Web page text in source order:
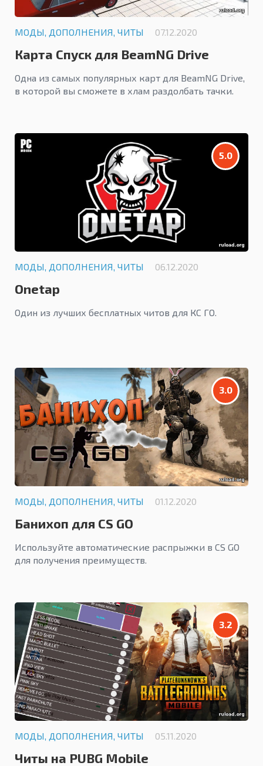
МОДЫ, ДОПОЛНЕНИЯ, ЧИТЫ 07.12.2020
Карта Спуск для BeamNG Drive
Одна из самых популярных карт для BeamNG Drive,
в которой вы сможете в хлам раздолбать тачки.
5.0
МОДЫ, ДОПОЛНЕНИЯ, ЧИТЫ 06.12.2020
Onetap
Один из лучших бесплатных читов для КС ГО.
3.0
МОДЫ, ДОПОЛНЕНИЯ, ЧИТЫ 01.12.2020
Банихоп для CS GO
Используйте автоматические распрыжки в CS GO
для получения преимуществ.
3.2
МОДЫ, ДОПОЛНЕНИЯ, ЧИТЫ 05.11.2020
Читы на PUBG Mobile